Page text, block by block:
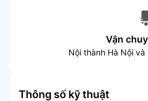
Vận
Nội thành Hà Nội và
Thông số kỹ thuật